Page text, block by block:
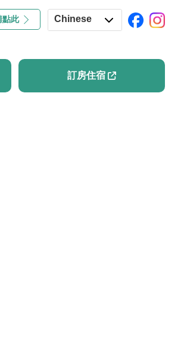
點此
Japanese
Korean
Chinese
訂房住宿
訂房住宿